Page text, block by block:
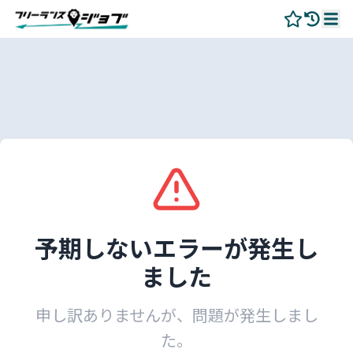
予期しないエラーが発生し
ました
申し訳ありませんが、問題が発生しまし
た。